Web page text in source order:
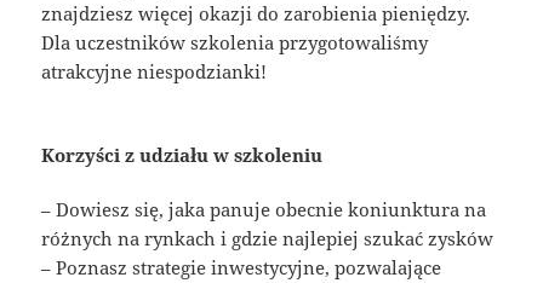
znajdziesz więcej okazji do zarobienia pieniędzy.
Dla uczestników szkolenia przygotowaliśmy
atrakcyjne niespodzianki!
Korzyści z udziału w szkoleniu
– Dowiesz się, jaka panuje obecnie koniunktura na
różnych na rynkach i gdzie najlepiej szukać zysków
– Poznasz strategie inwestycyjne, pozwalające